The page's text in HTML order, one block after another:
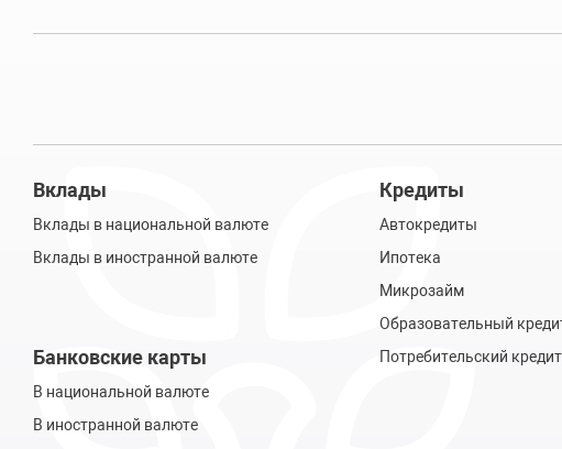
Вклады
Вклады в национальной валюте
Вклады в иностранной валюте
Банковские карты
В национальной валюте
В иностранной валюте
Кредиты
Автокредиты
Ипотека
Микрозайм
Образовательный
Потребительский кредит